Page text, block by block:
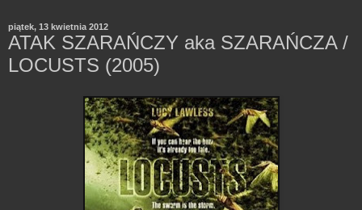
piątek, 13 kwietnia 2012
ATAK SZARAŃCZY aka SZARAŃCZA /
LOCUSTS (2005)